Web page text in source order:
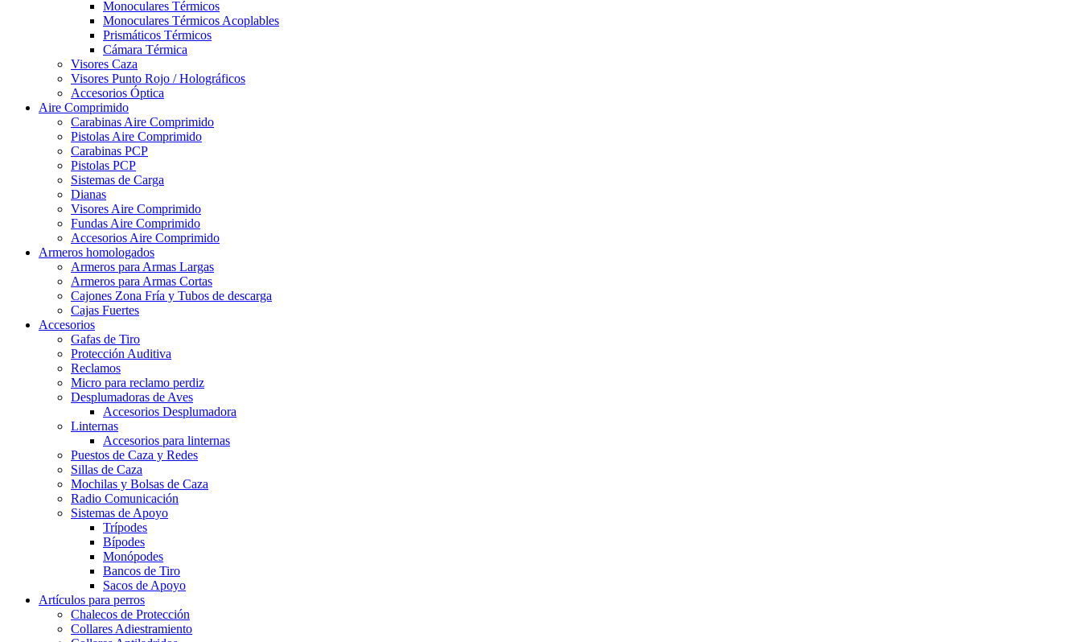
Monoculares Térmicos
Monoculares Térmicos Acoplables
Prismáticos Térmicos
Cámara Térmica
Visores Caza
Visores Punto Rojo / Holográficos
Accesorios Óptica
Aire Comprimido
Carabinas Aire Comprimido
Pistolas Aire Comprimido
Carabinas PCP
Pistolas PCP
Sistemas de Carga
Dianas
Visores Aire Comprimido
Fundas Aire Comprimido
Accesorios Aire Comprimido
Armeros homologados
Armeros para Armas Largas
Armeros para Armas Cortas
Cajones Zona Fría y Tubos de descarga
Cajas Fuertes
Accesorios
Gafas de Tiro
Protección Auditiva
Reclamos
Micro para reclamo perdiz
Desplumadoras de Aves
Accesorios Desplumadora
Linternas
Accesorios para linternas
Puestos de Caza y Redes
Sillas de Caza
Mochilas y Bolsas de Caza
Radio Comunicación
Sistemas de Apoyo
Trípodes
Bípodes
Monópodes
Bancos de Tiro
Sacos de Apoyo
Artículos para perros
Chalecos de Protección
Collares Adiestramiento